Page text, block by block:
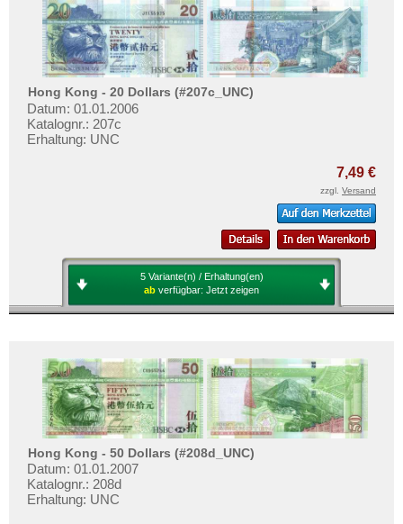
Hong Kong - 20 Dollars (#207c_UNC)
Datum: 01.01.2006
Katalognr.: 207c
Erhaltung: UNC
7,49 €
zzgl. Versand
5 Variante(n) / Erhaltung(en)
ab verfügbar: Jetzt zeigen
Hong Kong - 50 Dollars (#208d_UNC)
Datum: 01.01.2007
Katalognr.: 208d
Erhaltung: UNC